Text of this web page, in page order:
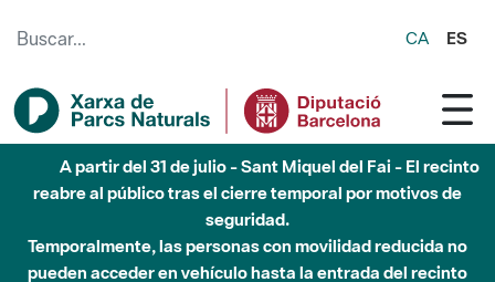
CA ES
A partir del 31 de julio - Sant Miquel del Fai - El recinto
reabre al público tras el cierre temporal por motivos de
seguridad.
Temporalmente, las personas con movilidad reducida no
pueden acceder en vehículo hasta la entrada del recinto